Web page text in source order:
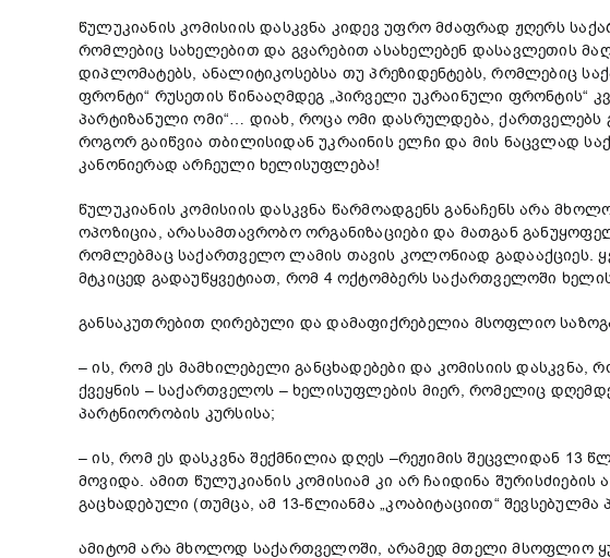
წულუკიანის კომისიის დასკვნა კიდევ უფრო მძაფრად ჟღერს
რომლებიც სახელებით და გვარებით ასახელებენ დასავლეთის
დიპლომატებს, ანალიტიკოსებსა თუ პრეზიდენტებს, რომლებიც
ფრონტი“ რუსეთის წინააღმდეგ „პირველი უკრაინული
პარტიზანული ომი“… დიახ, როცა ომი დასრულდება, ქართველებს
როგორ გაიწვია თბილისიდან უკრაინის ელჩი და მის ნაცვლად
კანონიერად არჩეული ხელისუფლება!
წულუკიანის კომისიის დასკვნა წარმოადგენს განაჩენს არა
ოპოზიცია, არასამთავრობო ორგანიზაციები და მათგან
რომლებმაც საქართველო ლამის თავის კოლონიად გადააქციეს.
მტკიცედ გადაუწყვეტიათ, რომ 4 ოქტომბერს საქართველოში
განსაკუთრებით ღირებული და დამაფიქრებელია მსოფლიო
– ის, რომ ეს მამხილებელი განცხადებები და კომისიის დასკვნა,
ქვეყნის – საქართველოს – ხელისუფლების მიერ, რომელიც
პარტნიორობის კურსისა;
– ის, რომ ეს დასკვნა შექმნილია დღეს –რეჟიმის შეცვლიდან 13
მოვიდა. ამით წულუკიანის კომისიამ კი არ ჩაიდინა
გაცხადებული (თუმცა, ამ 13-წლიანმა „კოაბიტაციით“
ამიტომ არა მხოლოდ საქართველოში, არამედ მთელი მსოფლიო